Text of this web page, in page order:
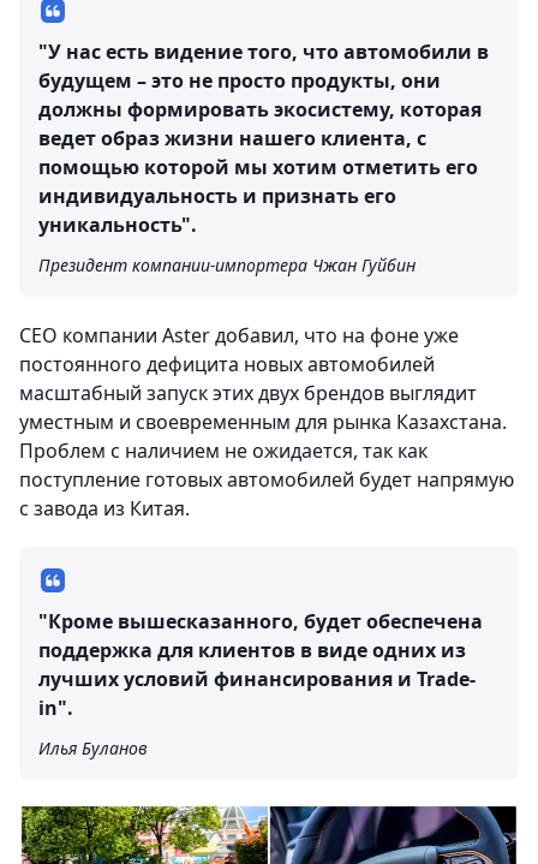
"У нас есть видение того, что автомобили в
будущем – это не просто продукты, они
должны формировать экосистему, которая
ведет образ жизни нашего клиента, с
помощью которой мы хотим отметить его
индивидуальность и признать его
уникальность".
Президент компании-импортера Чжан Гуйбин
CEO компании Aster добавил, что на фоне уже
постоянного дефицита новых автомобилей
масштабный запуск этих двух брендов выглядит
уместным и своевременным для рынка Казахстана.
Проблем с наличием не ожидается, так как
поступление готовых автомобилей будет напрямую
с завода из Китая.
"Кроме вышесказанного, будет обеспечена
поддержка для клиентов в виде одних из
лучших условий финансирования и Trade-
in".
Илья Буланов